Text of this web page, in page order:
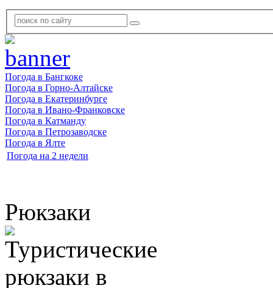
Погода в Бангкоке
Погода в Горно-Алтайске
Погода в Екатеринбурге
Погода в Ивано-Франковске
Погода в Катманду
Погода в Петрозаводске
Погода в Ялте
Погода на 2 недели
Рюкзаки